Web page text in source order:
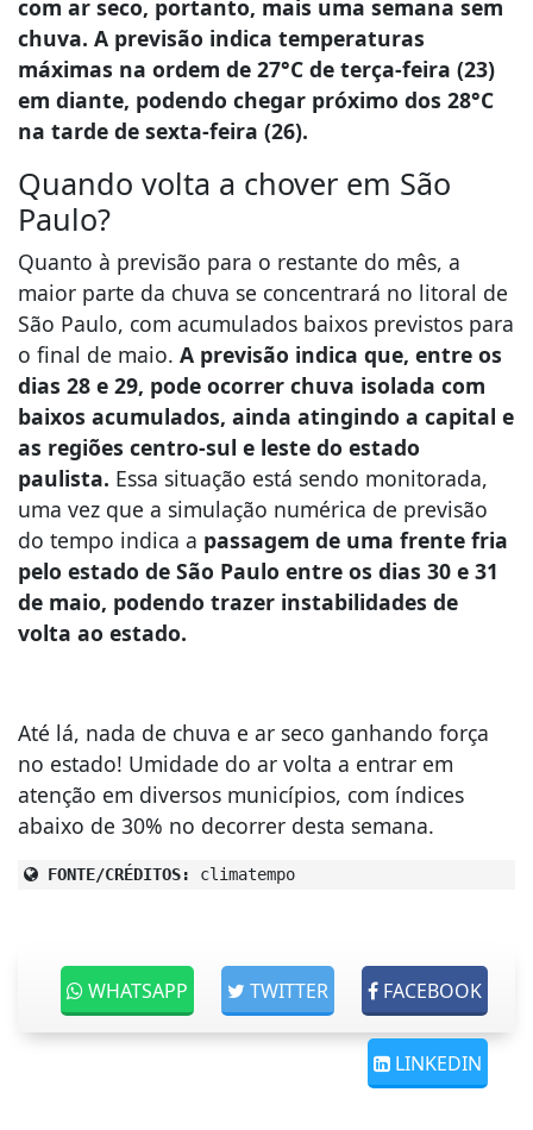
com ar seco, portanto, mais uma semana sem
chuva. A previsão indica temperaturas
máximas na ordem de 27°C de terça-feira (23)
em diante, podendo chegar próximo dos 28°C
na tarde de sexta-feira (26).
Quando volta a chover em São
Paulo?
Quanto à previsão para o restante do mês, a
maior parte da chuva se concentrará no litoral de
São Paulo, com acumulados baixos previstos para
o final de maio. A previsão indica que, entre os
dias 28 e 29, pode ocorrer chuva isolada com
baixos acumulados, ainda atingindo a capital e
as regiões centro-sul e leste do estado
paulista. Essa situação está sendo monitorada,
uma vez que a simulação numérica de previsão
do tempo indica a passagem de uma frente fria
pelo estado de São Paulo entre os dias 30 e 31
de maio, podendo trazer instabilidades de
volta ao estado.
Até lá, nada de chuva e ar seco ganhando força
no estado! Umidade do ar volta a entrar em
atenção em diversos municípios, com índices
abaixo de 30% no decorrer desta semana.
FONTE/CRÉDITOS: climatempo
FACEBOOK
TWITTER
WHATSAPP
LINKEDIN